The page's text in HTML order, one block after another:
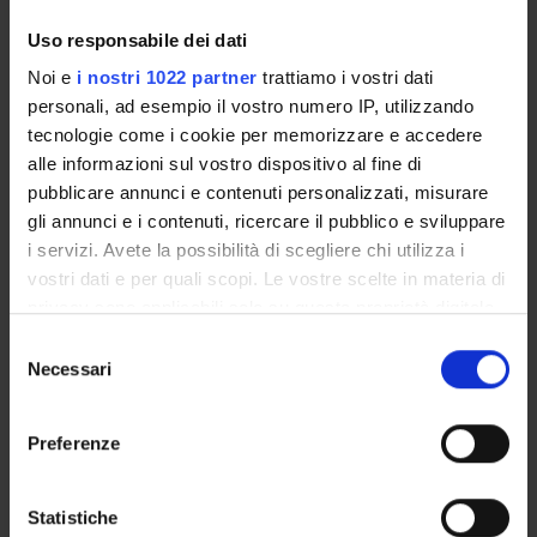
Uso responsabile dei dati
Noi e i nostri 1022 partner trattiamo i vostri dati
personali, ad esempio il vostro numero IP, utilizzando
tecnologie come i cookie per memorizzare e accedere
alle informazioni sul vostro dispositivo al fine di
pubblicare annunci e contenuti personalizzati, misurare
gli annunci e i contenuti, ricercare il pubblico e sviluppare
i servizi. Avete la possibilità di scegliere chi utilizza i
vostri dati e per quali scopi. Le vostre scelte in materia di
modificare o revocare il proprio consenso in qualsiasi
momento dalla Dichiarazione sui cookie o facendo clic
raccogliere informazioni sulla tua posizione
delNecessari
Preferenze
Statistiche
ALLEGATI
Locandina (pdf, it, 494 KB, 19/02/26)
Referente
Davide Poggi
Dipartimento
Scienze Umane
COMMISSIONI